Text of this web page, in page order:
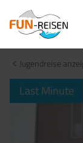
0Reise/n
Keine Reisen
Jugendreise
Last Minute